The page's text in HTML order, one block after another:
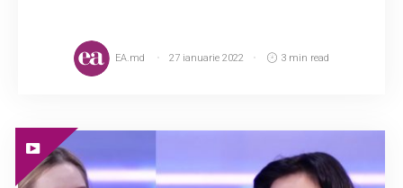
EA.md 27 ianuarie 2022 3 min read